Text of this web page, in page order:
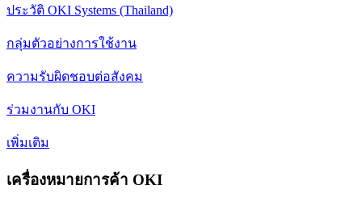
ประวัติ OKI Systems (Thailand)
กลุ่มตัวอย่างการใช้งาน
ความรับผิดชอบต่อสังคม
ร่วมงานกับ OKI
เพิ่มเติม
เครื่องหมายการค้า OKI